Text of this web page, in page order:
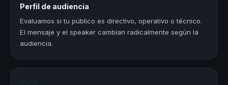
Perfil de audiencia
Evaluamos si tu público es directivo, operativo o técnico.
El mensaje y el speaker cambian radicalmente según la
audiencia.